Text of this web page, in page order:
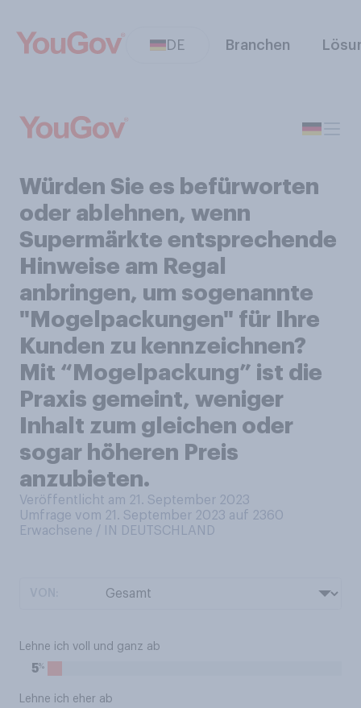
DE Branchen
Würden Sie es befürworten
oder ablehnen, wenn
Supermärkte entsprechende
Hinweise am Regal
anbringen, um sogenannte
"Mogelpackungen" für Ihre
Kunden zu kennzeichnen?
Mit “Mogelpackung” ist die
Praxis gemeint, weniger
Inhalt zum gleichen oder
sogar höheren Preis
anzubieten.
Veröffentlicht am 21. September 2023
Umfrage vom 21. September 2023 auf 2360
Erwachsene / IN DEUTSCHLAND
Lehne ich voll und ganz ab
5%
Lehne ich eher ab